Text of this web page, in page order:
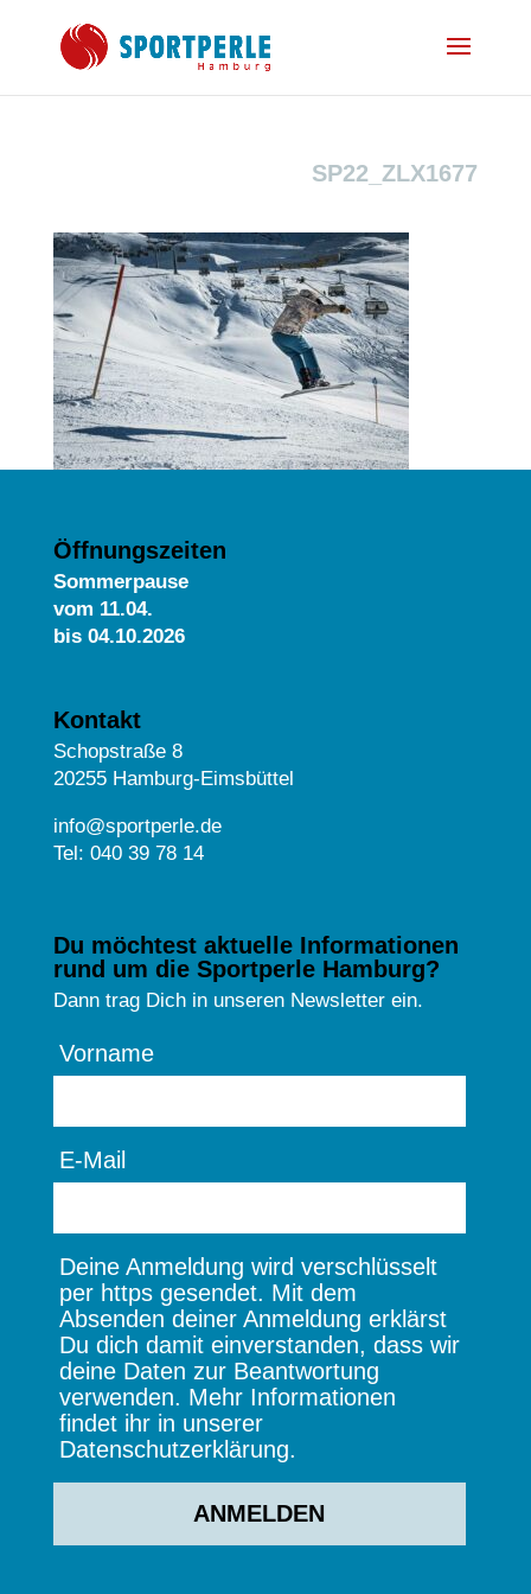
SP22_ZLX1677
Öffnungszeiten
Sommerpause
vom 11.04.
bis 04.10.2026
Kontakt
Schopstraße 8
20255 Hamburg-Eimsbüttel
info@sportperle.de
Tel: 040 39 78 14
Du möchtest aktuelle Informationen
rund um die Sportperle Hamburg?
Dann trag Dich in unseren Newsletter ein.
Vorname
E-Mail
Deine Anmeldung wird verschlüsselt
per https gesendet. Mit dem
Absenden deiner Anmeldung erklärst
Du dich damit einverstanden, dass wir
deine Daten zur Beantwortung
verwenden. Mehr Informationen
findet ihr in unserer
Datenschutzerklärung.